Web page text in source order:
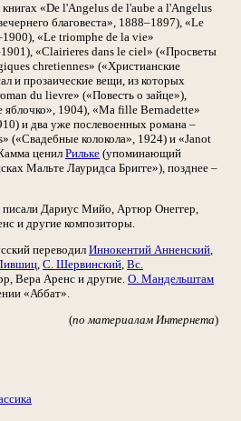
«De l'Angelus de l'aube a l'Angelus
благовеста», 1888–1897), «Le
«Le triomphe de la vie»
«Clairieres dans le ciel» («Просветы
chretiennes» («Христианские
и прозаические вещи, из которых
du lievre» («Повесть о зайце»),
яблочко», 1904), «Ma fille Bernadette»
и два уже послевоенных романа –
(«Свадебные колокола», 1924) и «Janot
ценил Рильке (упоминающий
Мальте Лауридса Бригге»), позднее –
Дариус Мийо, Артюр Онеггер,
и другие композиторы.
переводил Иннокентий Анненский,
, С. Шервинский, Вс.
Вера Аренс и другие.О. Мандельштам
«Аббат».
(по материалам Интернета)